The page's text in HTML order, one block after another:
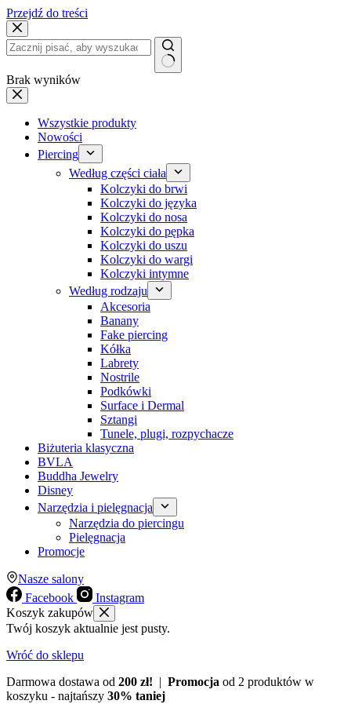
Przejdź do treści
Brak wyników
Wszystkie produkty
Nowości
Piercing
Według części ciała
Kolczyki do brwi
Kolczyki do języka
Kolczyki do nosa
Kolczyki do pępka
Kolczyki do uszu
Kolczyki do wargi
Kolczyki intymne
Według rodzaju
Akcesoria
Banany
Fake piercing
Kółka
Labrety
Nostrile
Podkówki
Surface i Dermal
Sztangi
Tunele, plugi, rozpychacze
Biżuteria klasyczna
BVLA
Buddha Jewelry
Disney
Narzędzia i pielęgnacja
Narzędzia do piercingu
Pielęgnacja
Promocje
Nasze salony
Facebook
Instagram
Koszyk zakupów
Twój koszyk aktualnie jest pusty.
Wróć do sklepu
Darmowa dostawa od 200 zł! | Promocja od 2 produktów w
koszyku - najtańszy 30% taniej